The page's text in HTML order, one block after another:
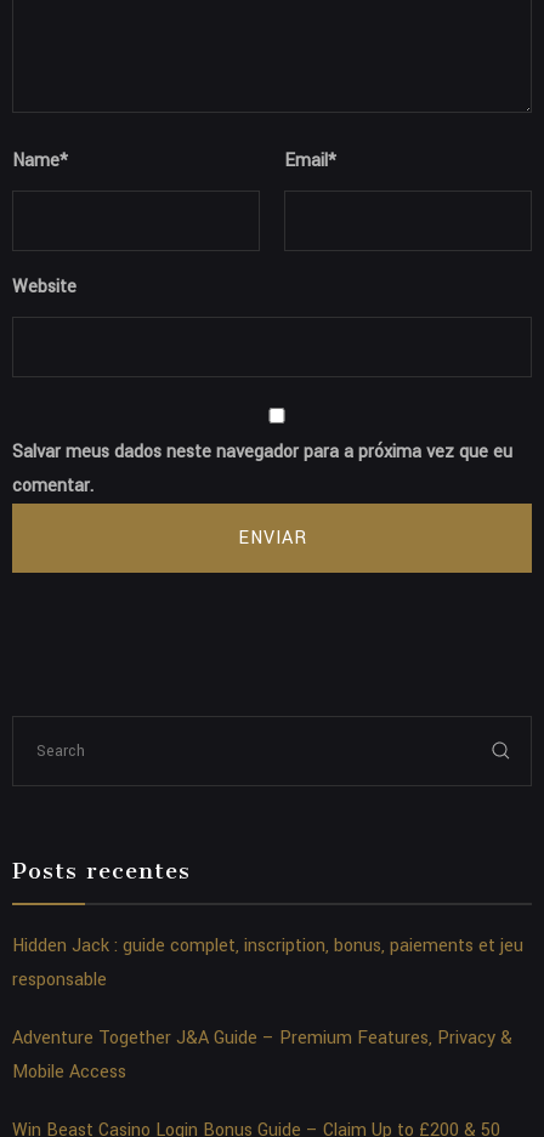
Name* Email*
Website
Salvar meus dados neste navegador para a próxima vez que eu
comentar.
ENVIAR
Posts recentes
Hidden Jack : guide complet, inscription, bonus, paiements et jeu
responsable
Adventure Together J&A Guide – Premium Features, Privacy &
Mobile Access
Win Beast Casino Login Bonus Guide – Claim Up to £200 & 50